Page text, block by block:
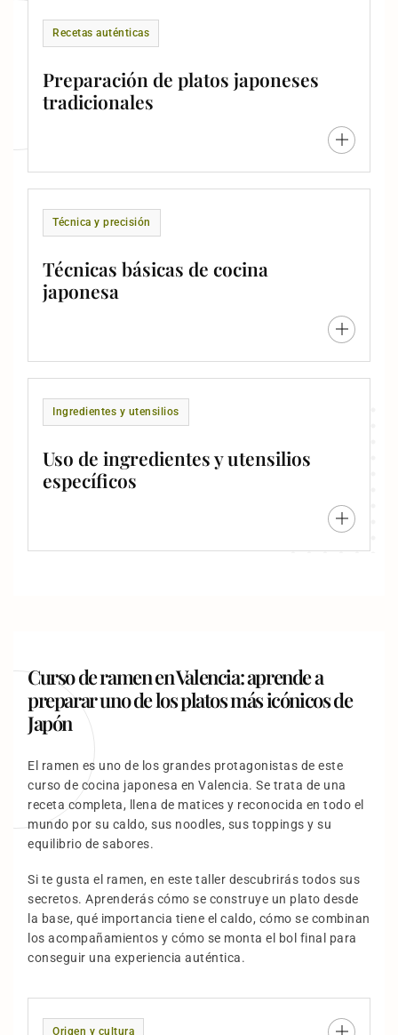
Recetas auténticas
Preparación de platos japoneses
tradicionales
Técnica y precisión
Técnicas básicas de cocina
japonesa
Ingredientes y utensilios
Uso de ingredientes y utensilios
específicos
Curso de ramen en Valencia: aprende a
preparar uno de los platos más icónicos de
Japón
El ramen es uno de los grandes protagonistas de este
curso de cocina japonesa en Valencia. Se trata de una
receta completa, llena de matices y reconocida en todo el
mundo por su caldo, sus noodles, sus toppings y su
equilibrio de sabores.
Si te gusta el ramen, en este taller descubrirás todos sus
secretos. Aprenderás cómo se construye un plato desde
la base, qué importancia tiene el caldo, cómo se combinan
los acompañamientos y cómo se monta el bol final para
conseguir una experiencia auténtica.
Origen y cultura